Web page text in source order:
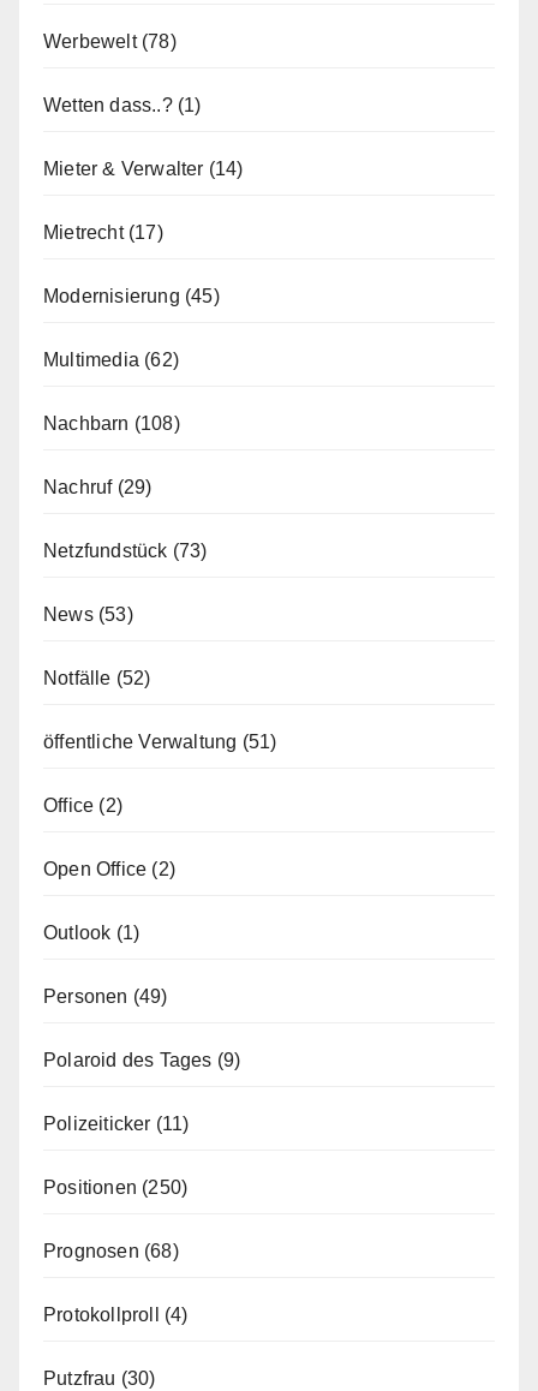
Werbewelt(78)
Wetten dass..?(1)
Mieter & Verwalter (14)
Mietrecht(17)
Modernisierung (45)
Multimedia (62)
Nachbarn (108)
Nachruf(29)
Netzfundstück (73)
News(53)
Notfälle (52)
öffentliche Verwaltung (51)
Office (2)
Open Office (2)
Outlook (1)
Personen (49)
Polaroid des Tages (9)
Polizeiticker (11)
Positionen (250)
Prognosen (68)
Protokollproll (4)
Putzfrau (30)